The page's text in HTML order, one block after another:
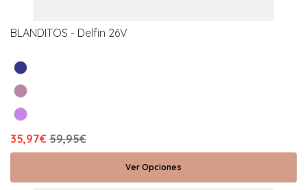
BLANDITOS - Delfin 26V
35,97€ 59,95€
Ver Opciones